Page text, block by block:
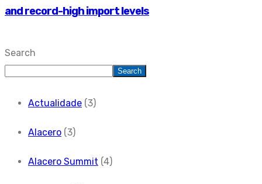
and record-high import levels
Search
Search
Actualidade (3)
Alacero (3)
Alacero Summit (4)